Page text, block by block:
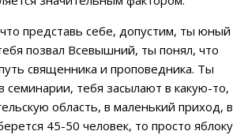
представь себе, допустим, ты юный
позвал Всевышний, ты понял, что
священника и проповедника. Ты
семинарии, тебя засылают в какую-то,
область, в маленький приход, в
45-50 человек, то просто яблоку